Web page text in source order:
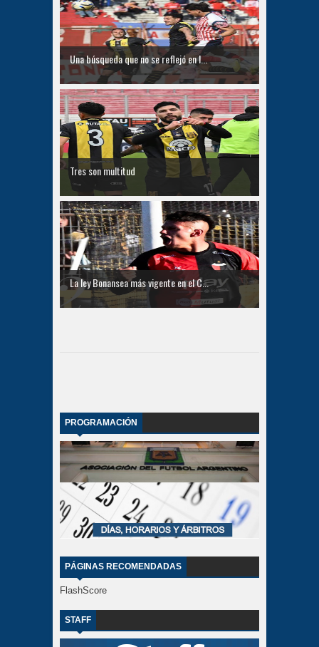
Una búsqueda que no se reflejó en l...
Tres son multitud
La ley Bonansea más vigente en el C...
PROGRAMACIÓN
PÁGINAS RECOMENDADAS
FlashScore
STAFF